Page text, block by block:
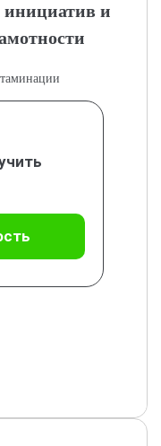
инициатив и